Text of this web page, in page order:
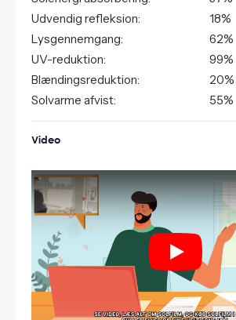
Udvendig refleksion:
18%
Lysgennemgang:
62%
UV-reduktion:
99%
Blændingsreduktion:
20%
Solvarme afvist:
55%
Video
Play